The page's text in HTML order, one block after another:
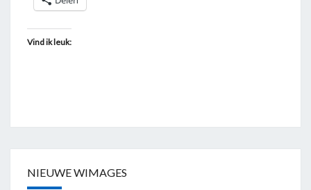
Vind ik leuk:
NIEUWE WIMAGES